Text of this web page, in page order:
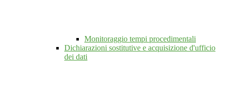
Monitoraggio tempi procedimentali
Dichiarazioni sostitutive e acquisizione d'ufficio
dei dati